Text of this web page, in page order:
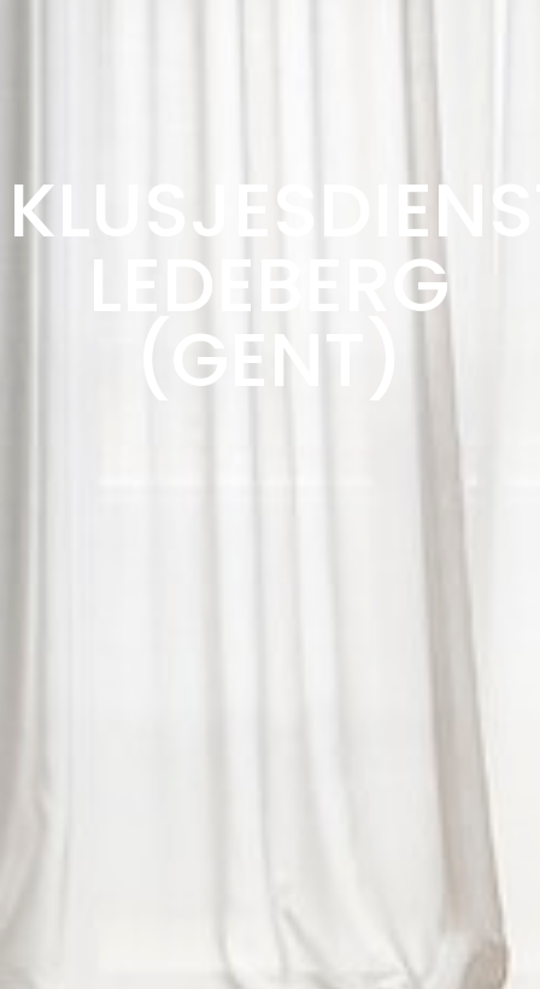
LEDEBERG
(GENT)